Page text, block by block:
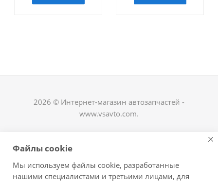
2026 © Интернет-магазин автозапчастей -
www.vsavto.com.
+7 (8482) 622-122 avtovs@yandex.ru
Файлы cookie
Мы используем файлы cookie, разработанные
нашими специалистами и третьими лицами, для